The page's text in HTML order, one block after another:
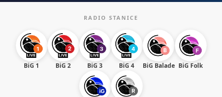
RADIO STANICE
BiG 1 BiG 2 BiG 3 BiG 4 BiG Balade BiG Folk